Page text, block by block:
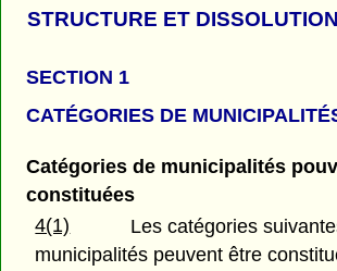
STRUCTURE ET DISSOLUTION
SECTION 1
CATÉGORIES DE
Catégories de municipalités
constituées
4(1)
Les catégories
municipalités peuvent être